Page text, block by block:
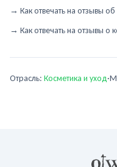
→ Как отвечать на отзывы
→ Как отвечать на отзывы о
Отрасль: Косметика и уход·